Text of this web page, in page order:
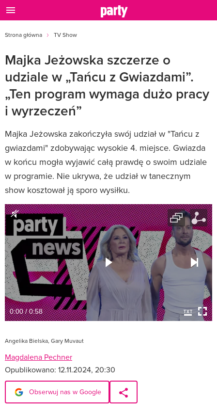
Strona główna TV Show
Majka Jeżowska szczerze o
udziale w „Tańcu z Gwiazdami”.
„Ten program wymaga dużo pracy
i wyrzeczeń”
Majka Jeżowska zakończyła swój udział w "Tańcu z
gwiazdami" zdobywając wysokie 4. miejsce. Gwiazda
w końcu mogła wyjawić całą prawdę o swoim udziale
w programie. Nie ukrywa, że udział w tanecznym
show kosztował ją sporo wysiłku.
0:00 / 0:58
Angelika Bielska, Gary Muvaut
Magdalena Pechner
Opublikowano: 12.11.2024, 20:30
Obserwuj nas w Google